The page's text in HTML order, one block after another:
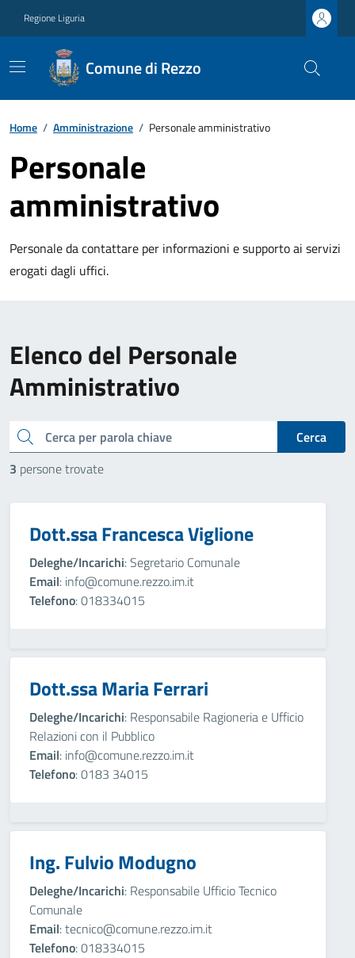
Regione Liguria
Comune di Rezzo
Home / Amministrazione / Personale amministrativo
Personale
amministrativo
Personale da contattare per informazioni e supporto ai servizi
erogati dagli uffici.
Elenco del Personale
Amministrativo
cerca
Cerca
3 persone trovate
Dott.ssa Francesca Viglione
Deleghe/Incarichi: Segretario Comunale
Email: info@comune.rezzo.im.it
Telefono: 018334015
Dott.ssa Maria Ferrari
Deleghe/Incarichi: Responsabile Ragioneria e Ufficio
Relazioni con il Pubblico
Email: info@comune.rezzo.im.it
Telefono: 0183 34015
Ing. Fulvio Modugno
Deleghe/Incarichi: Responsabile Ufficio Tecnico
Comunale
Email: tecnico@comune.rezzo.im.it
Telefono: 018334015